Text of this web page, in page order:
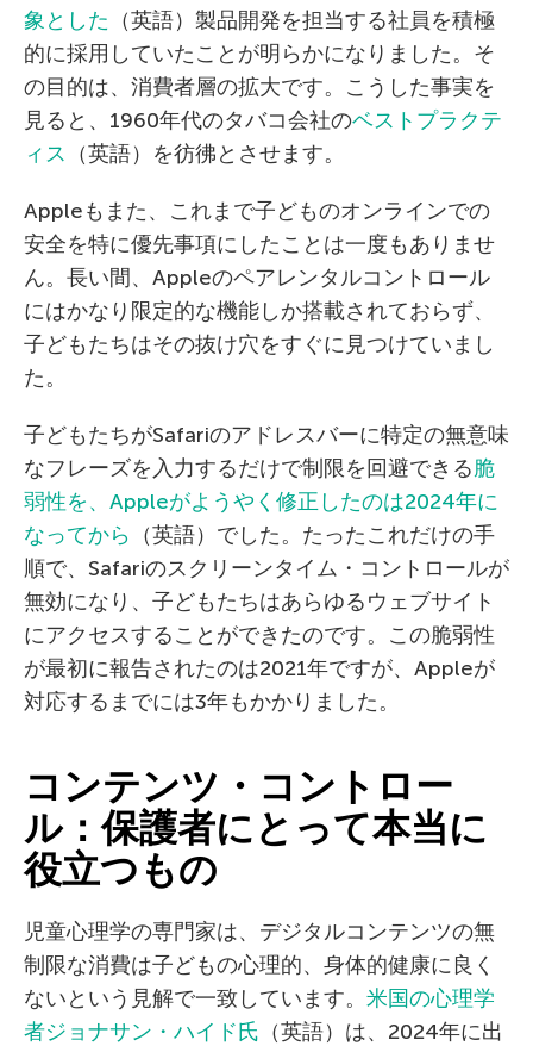
象とした （英語）製品開発を担当する社員を積極
的に採用していたことが明らかになりました。そ
の目的は、消費者層の拡大です。こうした事実を
見ると、1960年代のタバコ会社のベストプラクテ
ィス （英語）を彷彿とさせます。
Appleもまた、これまで子どものオンラインでの
安全を特に優先事項にしたことは一度もありませ
ん。長い間、Appleのペアレンタルコントロール
にはかなり限定的な機能しか搭載されておらず、
子どもたちはその抜け穴をすぐに見つけていまし
た。
子どもたちがSafariのアドレスバーに特定の無意味
なフレーズを入力するだけで制限を回避できる脆
弱性を、Appleがようやく修正したのは2024年に
なってから （英語）でした。たったこれだけの手
順で、Safariのスクリーンタイム・コントロールが
無効になり、子どもたちはあらゆるウェブサイト
にアクセスすることができたのです。この脆弱性
が最初に報告されたのは2021年ですが、Appleが
対応するまでには3年もかかりました。
コンテンツ・コントロー
ル：保護者にとって本当に
役立つもの
児童心理学の専門家は、デジタルコンテンツの無
制限な消費は子どもの心理的、身体的健康に良く
ないという見解で一致しています。 米国の心理学
者ジョナサン・ハイド氏 （英語）は、2024年に出